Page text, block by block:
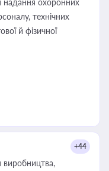
надання охоронних
технічних
й фізичної
+44
виробництва,